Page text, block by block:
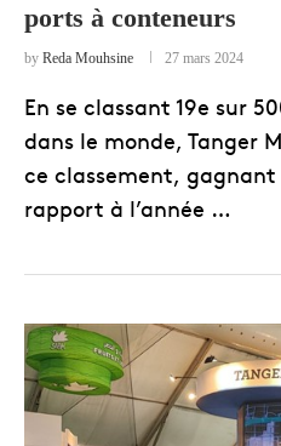
ports à conteneurs
by Reda Mouhsine 27 mars 2024
En se classant 19e sur
dans le monde, Tanger
ce classement,
rapport à l’année …